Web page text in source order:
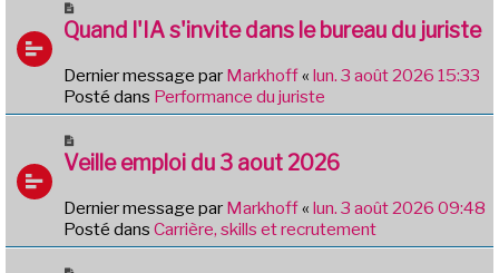
m
e
s
a
o
u
v
e
a
m
e
s
a
Quand l'IA s'invite dans le bureau du juriste
Dernier message par Markhoff« lun. 3 août 2026 15:33
Posté dans Performance du juriste
o
v
e
a
Veille emploi du 3 aout 2026
Dernier message par Markhoff« lun. 3 août 2026 09:48
Posté dans Carrière, skills et recrutement